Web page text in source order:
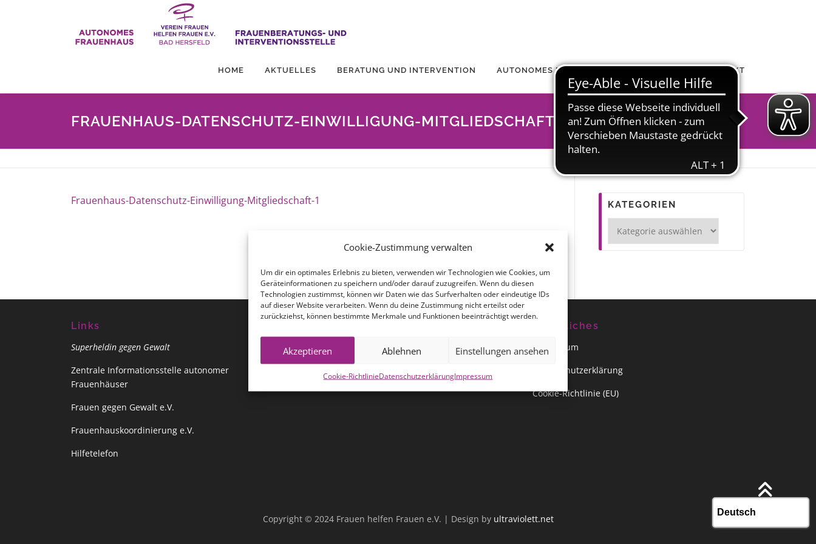
Cookie-Zustimmung verwalten
Um dir ein optimales Erlebnis zu bieten, verwenden wir Technologien wie Cookies, um
Geräteinformationen zu speichern und/oder darauf zuzugreifen. Wenn du diesen
Technologien zustimmst, können wir Daten wie das Surfverhalten oder eindeutige IDs
auf dieser Website verarbeiten. Wenn du deine Zustimmung nicht erteilst oder
zurückziehst, können bestimmte Merkmale und Funktionen beeinträchtigt werden.
Akzeptieren Ablehnen Einstellungen ansehen
Cookie-RichtlinieDatenschutzerklärungImpressum
HOME AKTUELLES BERATUNG UND INTERVENTION AUTONOMES FRAUENHAUS KONTAKT
FRAUENHAUS-DATENSCHUTZ-EINWILLIGUNG-MITGLIEDSCHAFT-1
Frauenhaus-Datenschutz-Einwilligung-Mitgliedschaft-1 KATEGORIEN
Kategorien
Links
Superheldin gegen Gewalt
Zentrale Informationsstelle autonomer
Frauenhäuser
Frauen gegen Gewalt e.V.
Frauenhauskoordinierung e.V.
Hilfetelefon
Rechtliches
Impressum
Datenschutzerklärung
Cookie-Richtlinie (EU)
Copyright © 2024 Frauen helfen Frauen e.V. | Design by ultraviolett.net